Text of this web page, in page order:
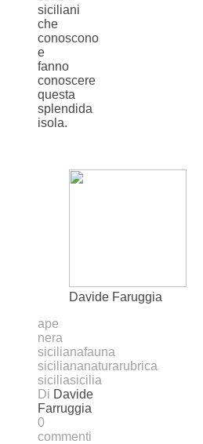
siciliani
che
conoscono
e
fanno
conoscere
questa
splendida
isola.
Davide Faruggia
ape
nera
sicilianafauna
siciliananaturarubrica
siciliasicilia
Di Davide
Farruggia
0
commenti